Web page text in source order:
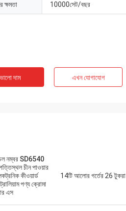
ক্ষমতা 10000সেট/বছর
ভালো দাম এখন যোগাযোগ
নম্বর SD6540
চীন পাওয়ার
কীওয়ার্ড
পণ্য ক্রোমা
এস
14টি আলোর গর্তের 26 টুকরা